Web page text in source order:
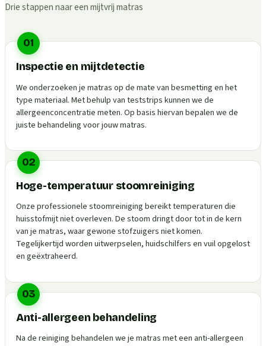
Drie stappen naar een mijtvrij matras
01
Inspectie en mijtdetectie
We onderzoeken je matras op de mate van besmetting en het
type materiaal. Met behulp van teststrips kunnen we de
allergeenconcentratie meten. Op basis hiervan bepalen we de
juiste behandeling voor jouw matras.
02
Hoge-temperatuur stoomreiniging
Onze professionele stoomreiniging bereikt temperaturen die
huisstofmijt niet overleven. De stoom dringt door tot in de kern
van je matras, waar gewone stofzuigers niet komen.
Tegelijkertijd worden uitwerpselen, huidschilfers en vuil opgelost
en geëxtraheerd.
03
Anti-allergeen behandeling
Na de reiniging behandelen we je matras met een anti-allergeen